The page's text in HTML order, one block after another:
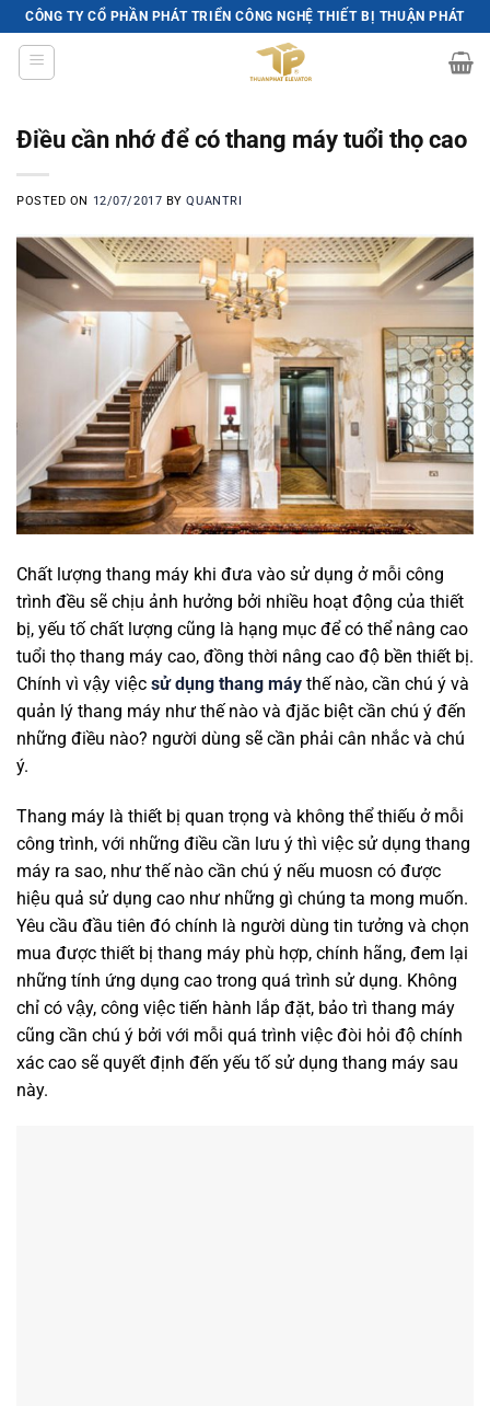
Skip
to
content
CÔNG TY CỔ PHẦN PHÁT TRIỂN CÔNG NGHỆ THIẾT BỊ THUẬN PHÁT
Điều cần nhớ để có thang máy tuổi thọ cao
POSTED ON 12/07/2017 BYQUANTRI
Chất lượng thang máy khi đưa vào sử dụng ở mỗi công
trình đều sẽ chịu ảnh hưởng bởi nhiều hoạt động của thiết
bị, yếu tố chất lượng cũng là hạng mục để có thể nâng cao
tuổi thọ thang máy cao, đồng thời nâng cao độ bền thiết bị.
Chính vì vậy việc sử dụng thang máy thế nào, cần chú ý và
quản lý thang máy như thế nào và đjăc biệt cần chú ý đến
những điều nào? người dùng sẽ cần phải cân nhắc và chú
ý.
Thang máy là thiết bị quan trọng và không thể thiếu ở mỗi
công trình, với những điều cần lưu ý thì việc sử dụng thang
máy ra sao, như thế nào cần chú ý nếu muosn có được
hiệu quả sử dụng cao như những gì chúng ta mong muốn.
Yêu cầu đầu tiên đó chính là người dùng tin tưởng và chọn
mua được thiết bị thang máy phù hợp, chính hãng, đem lại
những tính ứng dụng cao trong quá trình sử dụng. Không
chỉ có vậy, công việc tiến hành lắp đặt, bảo trì thang máy
cũng cần chú ý bởi với mỗi quá trình việc đòi hỏi độ chính
xác cao sẽ quyết định đến yếu tố sử dụng thang máy sau
này.